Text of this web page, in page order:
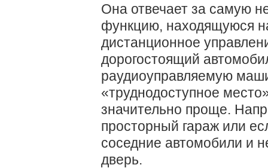
Она отвечает за самую
функцию, находящуюся
дистанционное
дорогостоящий
раудиоуправляемую
«труднодоступное
значительно проще.
просторный гараж или
соседние автомобили и
дверь.